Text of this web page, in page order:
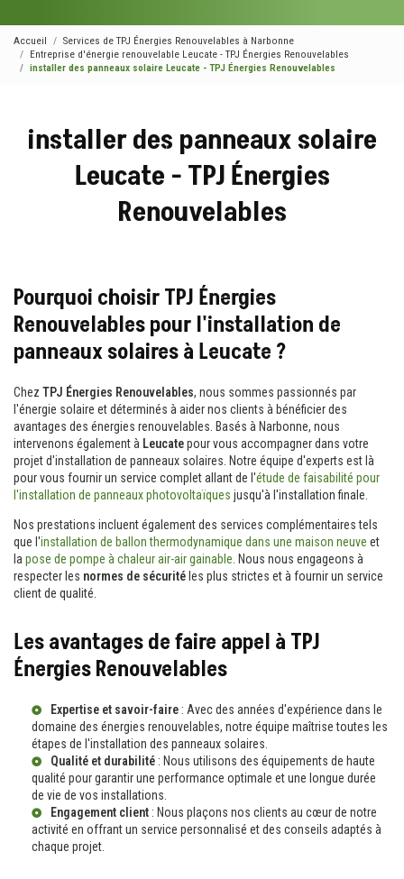
Accueil
Services de TPJ Énergies Renouvelables à Narbonne
Entreprise d'énergie renouvelable Leucate - TPJ Énergies Renouvelables
installer des panneaux solaire Leucate - TPJ Énergies Renouvelables
installer des panneaux solaire
Leucate - TPJ Énergies
Renouvelables
Pourquoi choisir TPJ Énergies
Renouvelables pour l'installation de
panneaux solaires à Leucate ?
Chez TPJ Énergies Renouvelables, nous sommes passionnés par
l'énergie solaire et déterminés à aider nos clients à bénéficier des
avantages des énergies renouvelables. Basés à Narbonne, nous
intervenons également à Leucatepour vous accompagner dans votre
projet d'installation de panneaux solaires. Notre équipe d'experts est là
pour vous fournir un service complet allant de l'étude de faisabilité pour
l'installation de panneaux photovoltaïques jusqu'à l'installation finale.
Nos prestations incluent également des services complémentaires tels
que l'installation de ballon thermodynamique dans une maison neuve et
la pose de pompe à chaleur air-air gainable . Nous nous engageons à
respecter les normes de sécurité les plus strictes et à fournir un service
client de qualité.
Les avantages de faire appel à TPJ
Énergies Renouvelables
Expertise et savoir-faire : Avec des années d'expérience dans le
domaine des énergies renouvelables, notre équipe maîtrise toutes les
étapes de l'installation des panneaux solaires.
Qualité et durabilité : Nous utilisons des équipements de haute
qualité pour garantir une performance optimale et une longue durée
de vie de vos installations.
Engagement client : Nous plaçons nos clients au cœur de notre
activité en offrant un service personnalisé et des conseils adaptés à
chaque projet.